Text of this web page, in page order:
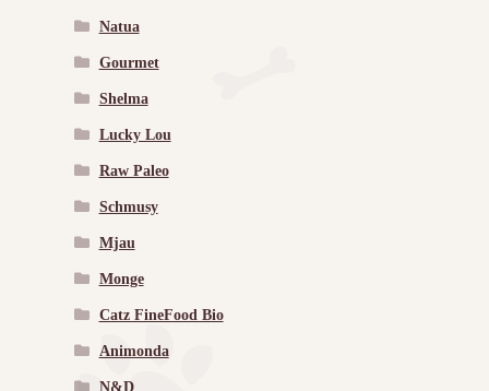
Natua
Gourmet
Shelma
Lucky Lou
Raw Paleo
Schmusy
Mjau
Monge
Catz FineFood Bio
Animonda
N&D